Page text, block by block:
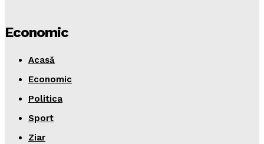
Economic
Acasă
Economic
Politica
Sport
Ziar